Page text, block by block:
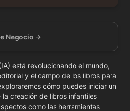
Negocio →
está revolucionando el mundo,
y el campo de los libros para
cómo puedes iniciar un
creación de libros infantiles
como las herramientas